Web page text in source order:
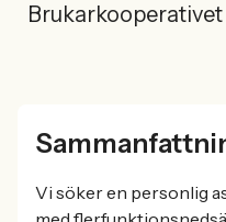
Brukarkooperativet
Vi söker en personlig